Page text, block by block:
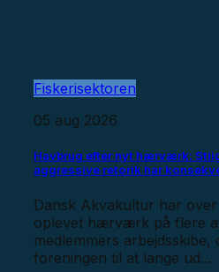
Fiskerisektoren
05 aug 2026
Havbrug efter nyt hærværk:
aggressive retorik har
Dansk Akvakultur har over
oplevet hærværk på flere
medlemmers arbejdsskibe,
foreningen til at lange ud...